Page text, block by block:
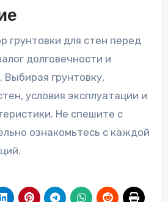
грунтовки для стен перед
долговечности и
Выбирая грунтовку,
условия эксплуатации и
Не спешите с
ознакомьтесь с каждой